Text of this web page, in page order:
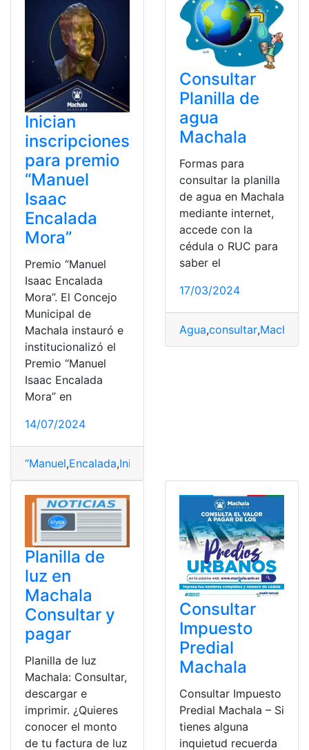
Inician
inscripciones
para premio
“Manuel
Isaac
Encalada
Mora”
Premio “Manuel
Isaac Encalada
Mora”. El Concejo
Municipal de
Machala instauró e
institucionalizó el
Premio “Manuel
Isaac Encalada
Mora” en
14/07/2024
“Manuel,Encalada,Inician
Consultar
Planilla de
agua
Machala
Formas para
consultar la planilla
de agua en Machala
mediante internet,
accede con la
cédula o RUC para
saber el
17/03/2024
Agua,consultar,Machala
Planilla de
luz en
Machala
Consultar y
pagar
Planilla de luz
Machala: Consultar,
descargar e
imprimir. ¿Quieres
conocer el monto
de tu factura de luz
Consultar
Impuesto
Predial
Machala
Consultar Impuesto
Predial Machala – Si
tienes alguna
inquietud recuerda